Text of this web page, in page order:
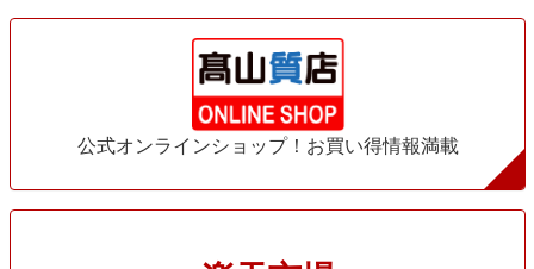
公式オンラインショップ！お買い得情報満載